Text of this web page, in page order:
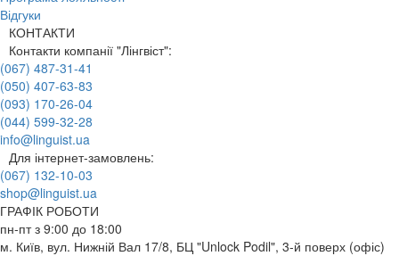
Відгуки
КОНТАКТИ
Контакти компанії "Лінгвіст":
(067) 487-31-41
(050) 407-63-83
(093) 170-26-04
(044) 599-32-28
info@linguist.ua
Для інтернет-замовлень:
(067) 132-10-03
shop@linguist.ua
ГРАФІК РОБОТИ
пн-пт з 9:00 до 18:00
м. Київ, вул. Нижній Вал 17/8, БЦ "Unlock Podil", 3-й поверх (офіс)